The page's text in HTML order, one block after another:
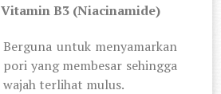
Vitamin B3 (Niacinamide)
Berguna untuk menyamarkan
pori yang membesar sehingga
wajah terlihat mulus.